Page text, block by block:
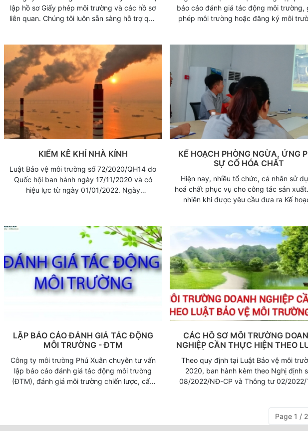
lập hồ sơ Giấy phép môi trường và các hồ sơ
liên quan. Chúng tôi luôn sẵn sàng hỗ trợ quý
báo cáo đánh giá tác động môi trường,
phép môi trường hoặc đăng ký môi
KIỂM KÊ KHÍ NHÀ KÍNH
Luật Bảo vệ môi trường số 72/2020/QH14 do
Quốc hội ban hành ngày 17/11/2020 và có
hiệu lực từ ngày 01/01/2022. Ngày
định chi tiết một số điều Luật bảo vệ môi
trường về giảm nhẹ phát thải khí nhà kính và
bảo vệ tầng ô-dôn.
KẾ HOẠCH PHÒNG NGỪA, ỨNG
SỰ CỐ HÓA CHẤT
Hiện nay, nhiều tổ chức, cá nhân sử
hoá chất phục vụ cho công tác sản
nhiên khi được yêu cầu đưa ra Kế
không rõ Kế hoạch phòng ngừa ứng
cố hóa chất là gì? Đơn vị của mình có
Kế hoạch này không? Văn bản nào quy
về xây dựng kế hoạch phòng ngừa ứng
sự cố hóa chất?…
LẬP BÁO CÁO ĐÁNH GIÁ TÁC ĐỘNG
MÔI TRƯỜNG - ĐTM
Công ty môi trường Phú Xuân chuyên tư vấn
lập báo cáo đánh giá tác động môi trường
(ĐTM), đánh giá môi trường chiến lược, cấp
vững bền” đối với công ty chúng tôi
CÁC HỒ SƠ MÔI TRƯỜNG
NGHIỆP CẦN THỰC HIỆN THEO
Theo quy định tại Luật Bảo vệ môi
2020, ban hành kèm theo Nghị định
08/2022/NĐ-CP và Thông tư 02/2022/
phần giúp doanh nghiệp giảm thiểu
các thủ tục hành chính, tiết kiệm thời
Page 1 / 2